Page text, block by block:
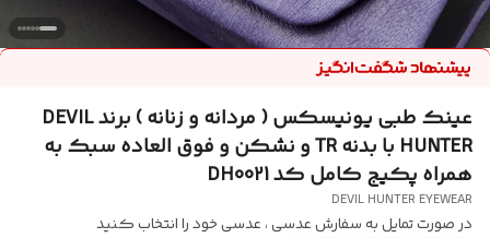
عینک طبی یونیسکس ( مردانه و زنانه ) برند DEVIL
HUNTER با بدنه TR و نشکن و فوق العاده سبک به
همراه پکیج کامل کد DH0021
DEVIL HUNTER EYEWEAR
در صورت تمایل به سفارش عدسی ، عدسی خود را انتخاب کنید